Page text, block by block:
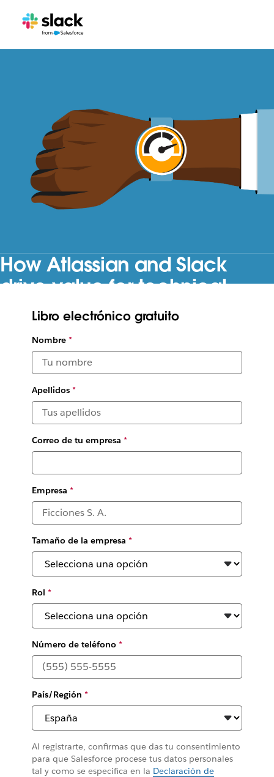
How Atlassian and Slack
drive value for technical
teams
A survey of IT leaders and practitioners reveals how deep
integrations between the software tools can unlock
collaboration and productivity
Libro electrónico gratuito
Nombre*
Apellidos*
Correo de tu empresa *
Empresa *
Tamaño de la empresa *
Rol *
Número de teléfono*
País/Región *
Al registrarte, confirmas que das tu consentimiento
para que Salesforce procese tus datos personales
tal y como se especifica en la Declaración de